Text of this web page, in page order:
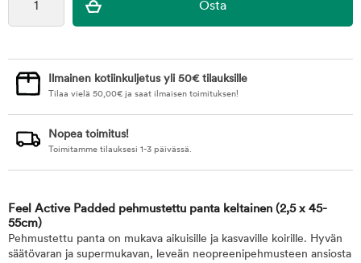
Ilmainen kotiinkuljetus yli 50€ tilauksille
Tilaa vielä 50,00€ ja saat ilmaisen toimituksen!
Nopea toimitus!
Toimitamme tilauksesi 1-3 päivässä.
Feel Active Padded pehmustettu panta keltainen (2,5 x 45-
55cm)
Pehmustettu panta on mukava aikuisille ja kasvaville koirille. Hyvän
säätövaran ja supermukavan, leveän neopreenipehmusteen ansiosta